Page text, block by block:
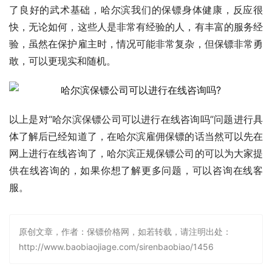
了良好的武术基础，哈尔滨我们的保镖身体健康，反应很
快，无论如何，这些人是非常有经验的人，有丰富的服务经
验，虽然在保护雇主时，情况可能非常复杂，但保镖非常勇
敢，可以更现实和随机。
以上是对“哈尔滨保镖公司可以进行在线咨询吗”问题进行具
体了解后已经知道了，在哈尔滨雇佣保镖的话当然可以先在
网上进行在线咨询了，哈尔滨正规保镖公司的可以为大家提
供在线咨询的，如果你想了解更多问题，可以咨询在线客
服。
原创文章，作者：保镖价格网，如若转载，请注明出处：
http://www.baobiaojiage.com/sirenbaobiao/1456